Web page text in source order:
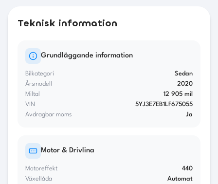
Total månadskostnad
Effektiv ränta 7.76 %
Teknisk information
Grundläggande information
Bilkategori
Sedan
Årsmodell
2020
Miltal
12 905 mil
VIN
5YJ3E7EB1LF675055
Avdragbar moms
Ja
Motor & Drivlina
Motoreffekt
440
Växellåda
Automat